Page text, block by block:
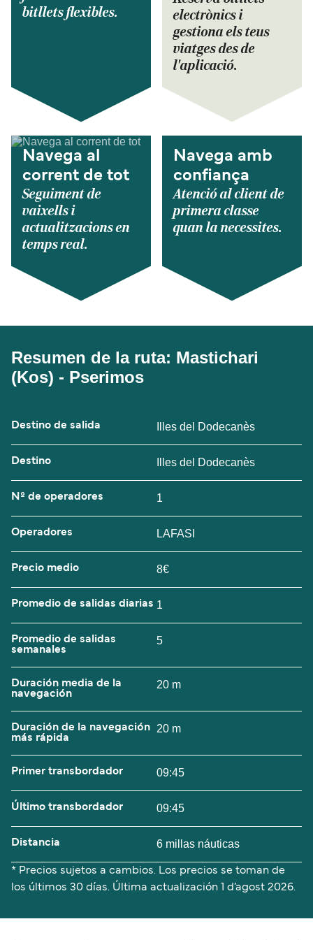
bitllets flexibles.
electrònics i
gestiona els teus
viatges des de
l'aplicació.
Navega al
corrent de tot
Seguiment de
vaixells i
actualitzacions en
temps real.
Navega amb
confiança
Atenció al client de
primera classe
quan la necessites.
Resumen de la ruta: Mastichari
(Kos) - Pserimos
Destino de salida Illes del Dodecanès
Destino Illes del Dodecanès
Nº de operadores 1
Operadores LAFASI
Precio medio 8€
Promedio de salidas diarias 1
Promedio de salidas
semanales
5
Duración media de la
navegación
20 m
Duración de la navegación
más rápida
20 m
Primer transbordador 09:45
Último transbordador 09:45
Distancia 6 millas náuticas
* Precios sujetos a cambios. Los precios se toman de
los últimos 30 días. Última actualización 1 d’agost 2026.